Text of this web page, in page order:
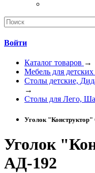
Войти
Каталог товаров →
Мебель для детских
Столы детские,
→
Столы для Лего,
Уголок
Уголок
АД-192